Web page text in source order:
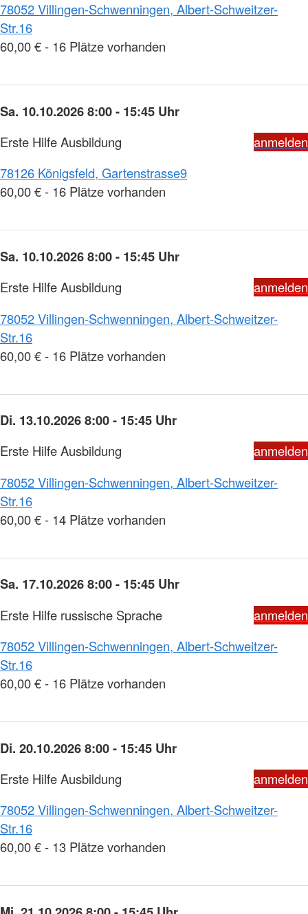
78052 Villingen-Schwenningen, Albert-Schweitzer-
Str.16
60,00 € - 16 Plätze vorhanden
Sa. 10.10.2026 8:00 - 15:45 Uhr
Erste Hilfe Ausbildung
anmelden
78126 Königsfeld, Gartenstrasse9
60,00 € - 16 Plätze vorhanden
Sa. 10.10.2026 8:00 - 15:45 Uhr
Erste Hilfe Ausbildung
anmelden
78052 Villingen-Schwenningen, Albert-Schweitzer-
Str.16
60,00 € - 16 Plätze vorhanden
Di. 13.10.2026 8:00 - 15:45 Uhr
Erste Hilfe Ausbildung
anmelden
78052 Villingen-Schwenningen, Albert-Schweitzer-
Str.16
60,00 € - 14 Plätze vorhanden
Sa. 17.10.2026 8:00 - 15:45 Uhr
Erste Hilfe russische Sprache
anmelden
78052 Villingen-Schwenningen, Albert-Schweitzer-
Str.16
60,00 € - 16 Plätze vorhanden
Di. 20.10.2026 8:00 - 15:45 Uhr
Erste Hilfe Ausbildung
anmelden
78052 Villingen-Schwenningen, Albert-Schweitzer-
Str.16
60,00 € - 13 Plätze vorhanden